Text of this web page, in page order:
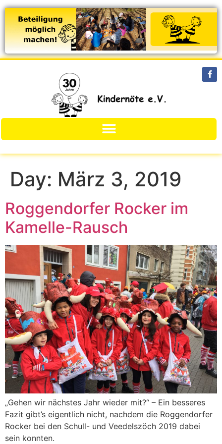
Day: März 3, 2019
Roggendorfer Rocker im
Kamelle-Rausch
„Gehen wir nächstes Jahr wieder mit?“ – Ein besseres
Fazit gibt’s eigentlich nicht, nachdem die Roggendorfer
Rocker bei den Schull- und Veedelszöch 2019 dabei
sein konnten.